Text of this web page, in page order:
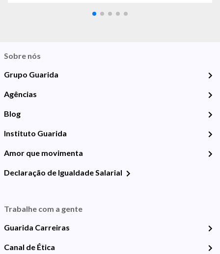
Sobre nós
Grupo Guarida
Agências
Blog
Instituto Guarida
Amor que movimenta
Declaração de Igualdade Salarial
Trabalhe com a gente
Guarida Carreiras
Canal de Ética